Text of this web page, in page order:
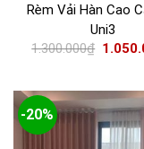
chống sờn rách tốt
Chất liệu vải thân
Rèm được may từ
múi, rất đẹp.
Rèm Vải Hàn Cao
Uni3
1.300.000₫
-20%